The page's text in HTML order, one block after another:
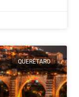
QUERÉTARO